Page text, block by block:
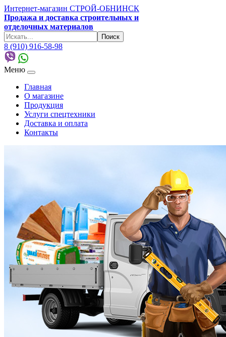
Интернет-магазин СТРОЙ-ОБНИНСК
Продажа и доставка строительных и
отделочных материалов
8 (910) 916-58-98
Меню
Главная
О магазине
Продукция
Услуги спецтехники
Доставка и оплата
Контакты